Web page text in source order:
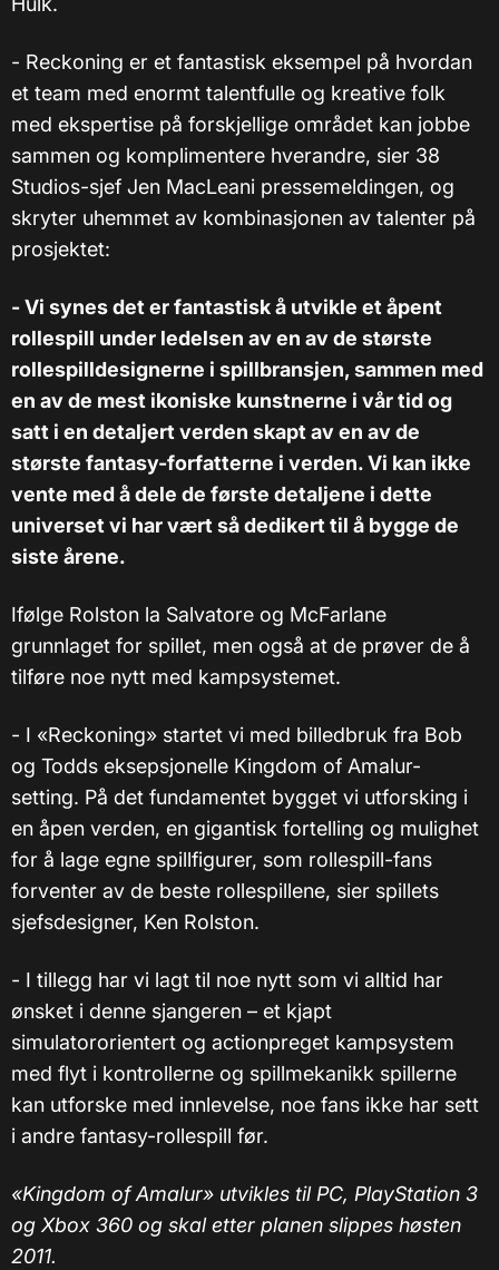
- Reckoning er et fantastisk eksempel på hvordan
et team med enormt talentfulle og kreative folk
med ekspertise på forskjellige området kan jobbe
sammen og komplimentere hverandre, sier 38
Studios-sjef Jen MacLeani pressemeldingen, og
skryter uhemmet av kombinasjonen av talenter på
prosjektet:
- Vi synes det er fantastisk å utvikle et åpent
rollespill under ledelsen av en av de største
rollespilldesignerne i spillbransjen, sammen med
en av de mest ikoniske kunstnerne i vår tid og
satt i en detaljert verden skapt av en av de
største fantasy-forfatterne i verden. Vi kan ikke
vente med å dele de første detaljene i dette
universet vi har vært så dedikert til å bygge de
siste årene.
Ifølge Rolston la Salvatore og McFarlane
grunnlaget for spillet, men også at de prøver de å
tilføre noe nytt med kampsystemet.
- I «Reckoning» startet vi med billedbruk fra Bob
og Todds eksepsjonelle Kingdom of Amalur-
setting. På det fundamentet bygget vi utforsking i
en åpen verden, en gigantisk fortelling og mulighet
for å lage egne spillfigurer, som rollespill-fans
forventer av de beste rollespillene, sier spillets
sjefsdesigner, Ken Rolston.
- I tillegg har vi lagt til noe nytt som vi alltid har
ønsket i denne sjangeren – et kjapt
simulatororientert og actionpreget kampsystem
med flyt i kontrollerne og spillmekanikk spillerne
kan utforske med innlevelse, noe fans ikke har sett
i andre fantasy-rollespill før.
«Kingdom of Amalur» utvikles til PC, PlayStation 3
og Xbox 360 og skal etter planen slippes høsten
2011.